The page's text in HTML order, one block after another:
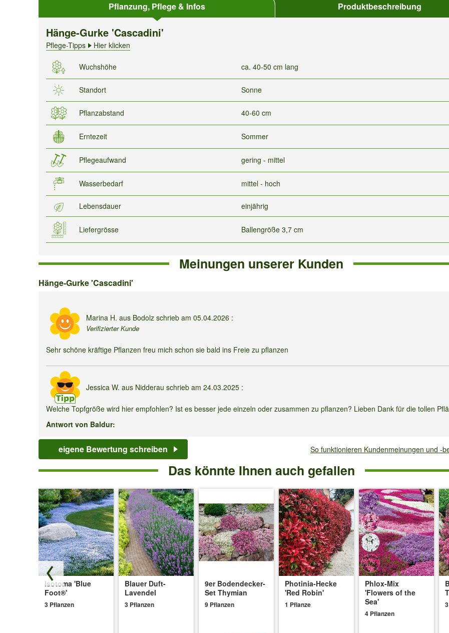
Pflanzung, Pflege & Infos Produktbeschreibung
Hänge-Gurke 'Cascadini'
Pflege-Tipps Hier klicken
Wuchshöhe ca. 40-50 cm lang
Standort Sonne
Pflanzabstand 40-60 cm
Erntezeit Sommer
Pflegeaufwand gering - mittel
Wasserbedarf mittel - hoch
Lebensdauer einjährig
Liefergrösse Ballengröße 3,7 cm
Meinungen unserer Kunden
Hänge-
'Cascadini'
Hänge-Gurke 'Cascadini'
Marina H. aus Bodolz schrieb am 05.04.2026 :
Verifizierter Kunde
Sehr schöne kräftige Pflanzen freu mich schon sie bald ins Freie zu pflanzen
Jessica W. aus Nidderau schrieb am 24.03.2025 :
Welche Topfgröße wird hier empfohlen? Ist es besser jede einzeln oder zusammen zu pflanzen? Lieben Dank für die tollen
Antwort von Baldur:
eigene Bewertung schreiben So funktionieren Kundenmeinungen und -
Das könnte Ihnen auch gefallen
Isotoma 'Blue
Foot®'
3 Pflanzen
Blauer Duft-
Lavendel
3 Pflanzen
9er Bodendecker-
Set Thymian
9 Pflanzen
Photinia-Hecke
'Red Robin'
1 Pflanze
Phlox-Mix
'Flowers of the
Sea'
4 Pflanzen